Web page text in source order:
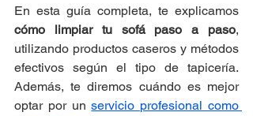
cómo limpiar tu sofá paso a paso,
utilizando productos caseros y métodos
efectivos según el tipo de tapicería.
Además, te diremos cuándo es mejor
optar por un